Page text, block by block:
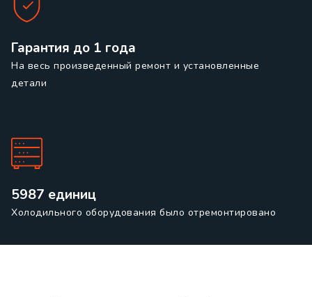
Гарантия до 1 года
На весь произведенный ремонт и установленные
детали
5987 единиц
Холодильного оборудования было отремонтировано